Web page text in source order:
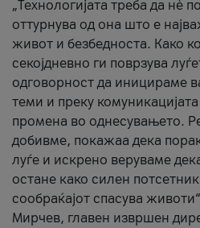
„Технологијата треба да нè
оттурнува од она што е
живот и безбедноста. Како
секојдневно ги поврзува
одговорност да иницираме
теми и преку
промена во однесувањето.
добивме, покажаа дека
луѓе и искрено веруваме
остане како силен
сообраќајот спасува
Мирчев, главен извршен